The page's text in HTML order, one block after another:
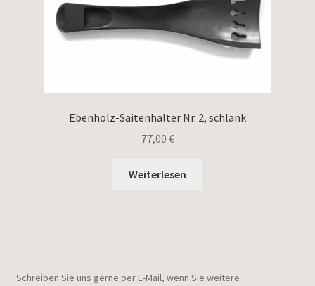
Ebenholz-Saitenhalter Nr. 2, schlank
77,00 €
Weiterlesen
Schreiben Sie uns gerne per E-Mail, wenn Sie weitere